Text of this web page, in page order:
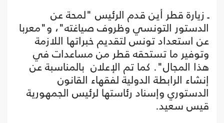
ـ زيارة قطر أين قدم الرئيس "لمحة عن
الدستور التونسي وظروف صياغته"، و"معربا
عن استعداد تونس لتقديم خبراتها اللازمة
وتوفير ما تستحقه قطر من مساعدات في
هذا المجال". كما تم الإعلان بالمناسبة عن
إنشاء الرابطة الدولية لفقهاء القانون
الدستوري وإسناد رئاستها لرئيس الجمهورية
قيس سعيد.